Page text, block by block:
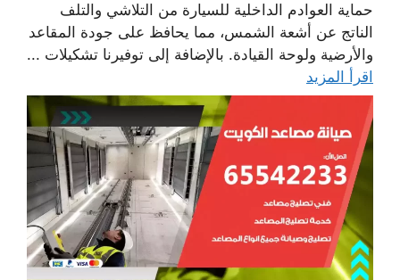
حماية العوادم الداخلية للسيارة من التلاشي والتلف
الناتج عن أشعة الشمس، مما يحافظ على جودة المقاعد
والأرضية ولوحة القيادة. بالإضافة إلى توفيرنا تشكيلات ...
اقرأ المزيد